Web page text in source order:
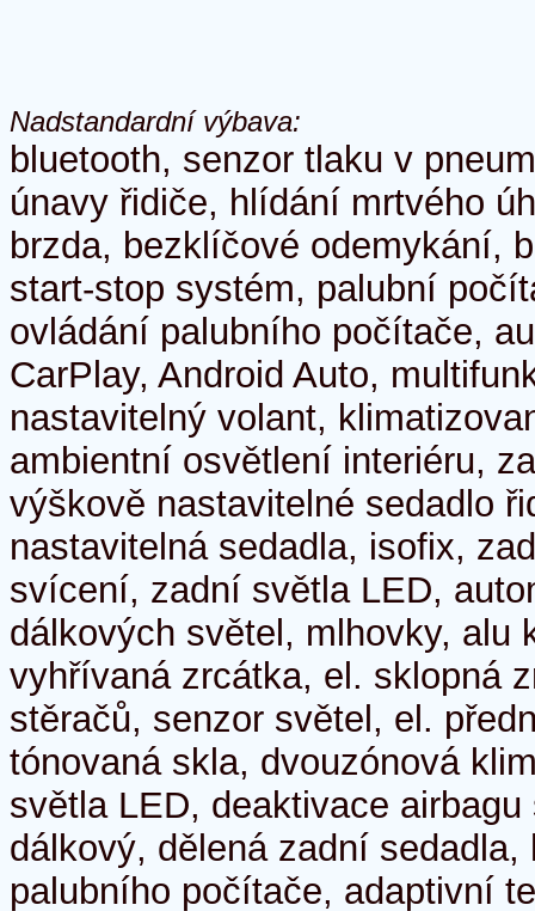
Nadstandardní výbava:
bluetooth, senzor tlaku v
únavy řidiče, hlídání mrtvého
brzda, bezklíčové odemykání,
start-stop systém, palubní
ovládání palubního počítače,
CarPlay, Android Auto,
nastavitelný volant,
ambientní osvětlení interiéru,
výškově nastavitelné sedadlo
nastavitelná sedadla, isofix,
svícení, zadní světla LED,
dálkových světel, mlhovky, alu
vyhřívaná zrcátka, el. sklopná
stěračů, senzor světel, el.
tónovaná skla, dvouzónová
světla LED, deaktivace
dálkový, dělená zadní sedadla,
palubního počítače, adaptivní